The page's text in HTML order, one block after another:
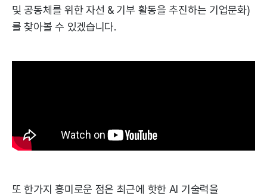
및 공동체를 위한 자선 & 기부 활동을 추진하는 기업문화)
를 찾아볼 수 있겠습니다.
또 한가지 흥미로운 점은 최근에 핫한 AI 기술력을